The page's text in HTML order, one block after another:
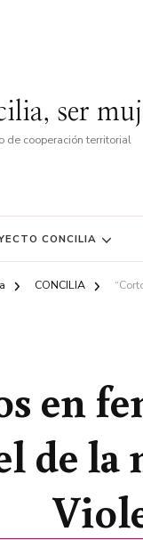
ser
de cooperación territorial
CONCILIA
CONCILIA
en
de